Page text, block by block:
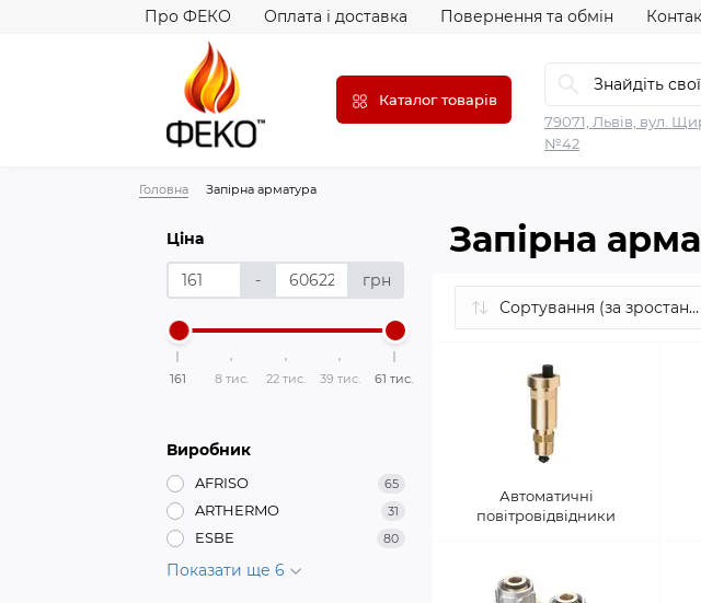
Про ФЕКО Оплата і доставка Повернення та обмін
Каталог товарів
79071, Львів, вул.
№42
Головна Запірна арматура
Ціна
- грн
161 8 тис. 22 тис. 39 тис. 61 тис.
Виробник
AFRISO 65
ARTHERMO 31
ESBE 80
Показати ще 6
Запірна
Автоматичні
повітровідвідники